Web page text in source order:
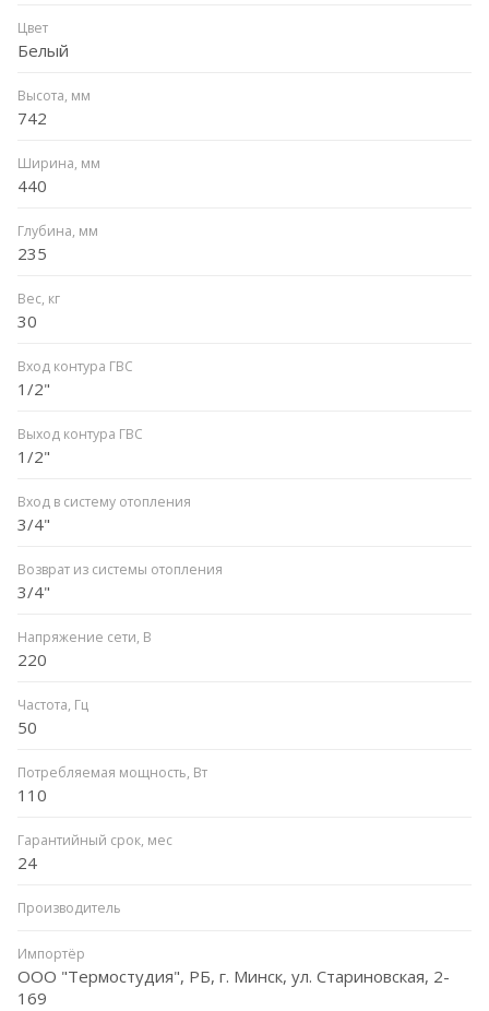
Цвет
Белый
Высота, мм
742
Ширина, мм
440
Глубина, мм
235
Вес, кг
30
Вход контура ГВС
1/2"
Выход контура ГВС
1/2"
Вход в систему отопления
3/4"
Возврат из системы отопления
3/4"
Напряжение сети, В
220
Частота, Гц
50
Потребляемая мощность, Вт
110
Гарантийный срок, мес
24
Производитель
Импортёр
ООО "Термостудия", РБ, г. Минск, ул. Стариновская, 2-
169